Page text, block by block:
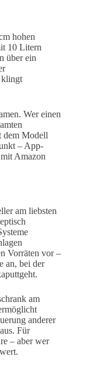
hohen
10 Litern
über ein
klingt
Wer einen
dem Modell
– App-
Amazon
am liebsten
Vorräten vor –
an, bei der
am
anderer
Für
– aber wer